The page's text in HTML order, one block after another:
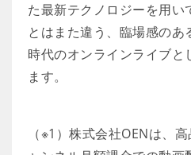
た最新テクノロジーを用い
とはまた違う、臨場感の
時代のオンラインライブと
ます。
（※1）株式会社OENは、